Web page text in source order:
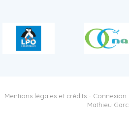
Mentions légales et crédits- Connexion
Mathieu